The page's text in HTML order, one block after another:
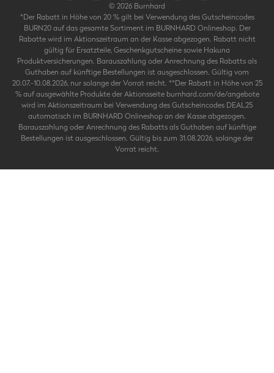
© 2026 Burnhard
*Der Rabatt in Höhe von 20 % gilt bei Verwendung des Gutscheincodes
BURN20 auf das gesamte Sortiment im BURNHARD Onlineshop. Der
Rabatte wird im Aktionszeitraum an der Kasse abgezogen. Rabatt nicht
gültig für Ersatzteile, Geschenkgutscheine sowie Hakuna
Produktversicherungen. Barauszahlung oder Anrechnung des Rabatts als
Guthaben auf künftige Bestellungen ist ausgeschlossen. Gültig vom
20.07.-10.08.2026, nur solange der Vorrat reicht. **Der Rabatt in Höhe von 25
% auf ausgewählte Produkte der Aktionsseite burnhard.com/de/angebote
wird im Aktionszeitraum bei Verwendung des Gutscheincodes DEAL25
automatisch im BURNHARD Onlineshop an der Kasse abgezogen.
Barauszahlung oder Anrechnung des Rabatts als Guthaben auf künftige
Bestellungen ist ausgeschlossen. Gültig bis zum 31.08.2026, solange der
Vorrat reicht.